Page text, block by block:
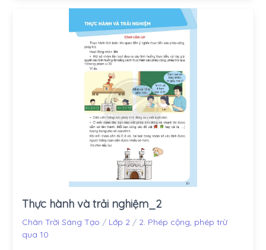
Thực hành và trải nghiệm_2
Chân Trời Sáng Tạo / Lớp 2 / 2. Phép cộng, phép trừ
qua 10